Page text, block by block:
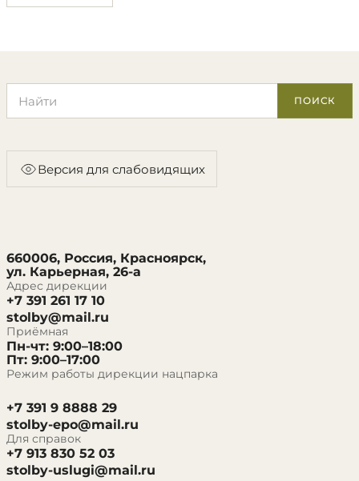
ПОИСК
Версия для слабовидящих
660006, Россия, Красноярск,
ул. Карьерная, 26-а
Адрес дирекции
+7 391 261 17 10
stolby@mail.ru
Приёмная
Пн-чт: 9:00–18:00
Пт: 9:00–17:00
Режим работы дирекции нацпарка
+7 391 9 8888 29
stolby-epo@mail.ru
Для справок
+7 913 830 52 03
stolby-uslugi@mail.ru